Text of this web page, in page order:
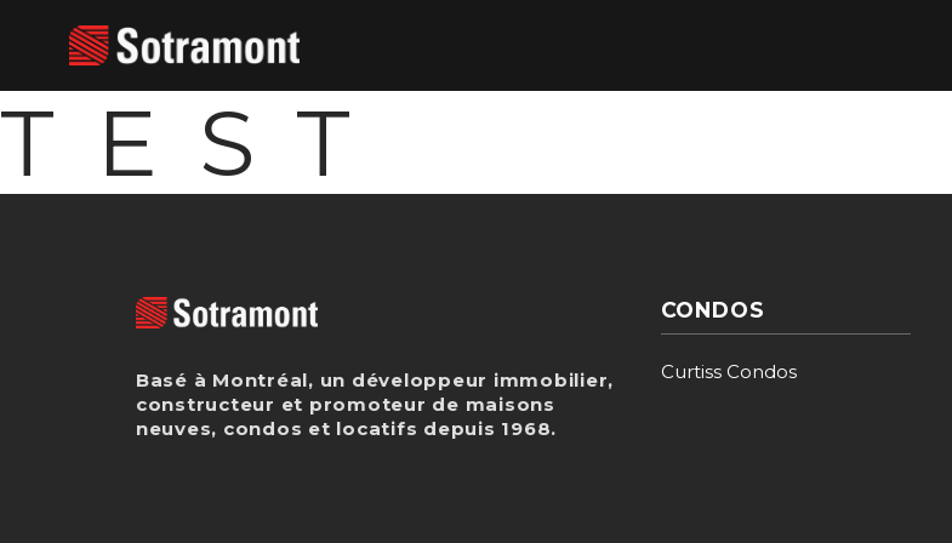
TEST
Basé à Montréal, un développeur immobilier,
constructeur et promoteur de maisons
neuves, condos et locatifs depuis 1968.
CONDOS
Curtiss Condos